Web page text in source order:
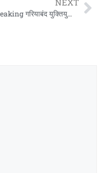
NEXT
CG Big Breaking गरियाबंद युक्तियुक्तिकरण महा घोटाला part-1″कहीं मातावले ‘बलि का बकरा’ तो नहीं? — छुरा के BEO की गलती पर बवाल क्या साजिश की स्क्रिप्ट ऊपर से लिखी गई? D.E.O. गरियाबंद क्यों अब तक सुरक्षित? युक्तियुक्तकरण घोटाले में बड़ा खुलासा!”